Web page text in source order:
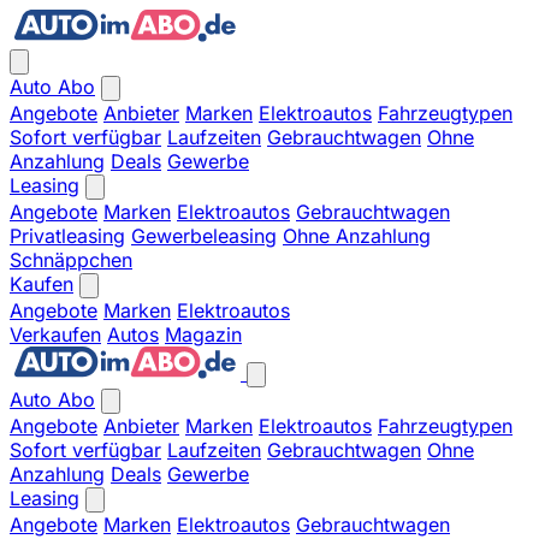
Auto Abo
Angebote Anbieter Marken Elektroautos Fahrzeugtypen
Sofort verfügbar Laufzeiten Gebrauchtwagen Ohne
Anzahlung Deals Gewerbe
Leasing
Angebote Marken Elektroautos Gebrauchtwagen
Privatleasing Gewerbeleasing Ohne Anzahlung
Schnäppchen
Kaufen
Angebote Marken Elektroautos
Verkaufen Autos Magazin
Auto Abo
Angebote Anbieter Marken Elektroautos Fahrzeugtypen
Sofort verfügbar Laufzeiten Gebrauchtwagen Ohne
Anzahlung Deals Gewerbe
Leasing
Angebote Marken Elektroautos Gebrauchtwagen